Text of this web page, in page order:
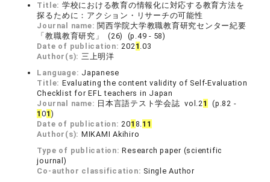
Title: 学校における教育の情報化に対応する教育方法を
探るために：アクション・リサーチの可能性
Journal name: 関西学院大学教職教育研究センター紀要
「教職教育研究」 (26) (p.49 - 58)
Date of publication:2021 .03
Author(s): 三上明洋
Language: Japanese
Title: Evaluating the content validity of Self-Evaluation
Checklist for EFL teachers in Japan
Journal name: 日本言語テスト学会誌 vol.21
(p.82 -
101 )
Date of publication:201 8.1 1
Author(s): MIKAMI Akihiro
Type of publication:Research paper (scientific
journal)
Co-author classification: Single Author